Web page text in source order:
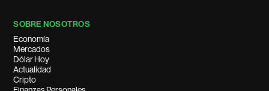
SOBRE NOSOTROS
Economía
Mercados
Dólar Hoy
Actualidad
Cripto